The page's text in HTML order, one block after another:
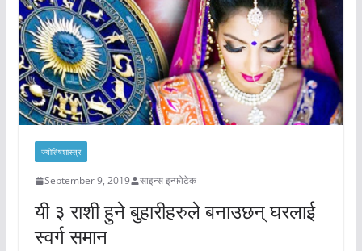
ज्योतिषशास्त्र
September 9, 2019 साइन्स इन्फोटेक
यी ३ राशी हुने बुहारीहरुले बनाउछन् घरलाई
स्वर्ग समान